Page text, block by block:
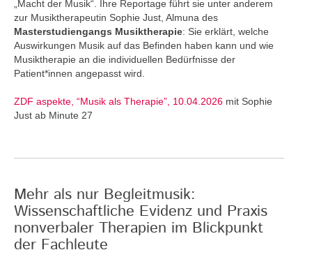
„Macht der Musik“. Ihre Reportage führt sie unter anderem
zur Musiktherapeutin Sophie Just, Almuna des
Masterstudiengangs Musiktherapie: Sie erklärt, welche
Auswirkungen Musik auf das Befinden haben kann und wie
Musiktherapie an die individuellen Bedürfnisse der
Patient*innen angepasst wird.
ZDF aspekte, “Musik als Therapie”, 10.04.2026 mit Sophie
Just ab Minute 27
Mehr als nur Begleitmusik:
Wissenschaftliche Evidenz und Praxis
nonverbaler Therapien im Blickpunkt
der Fachleute